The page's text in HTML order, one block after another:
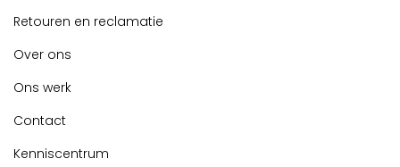
Retouren en reclamatie
Over ons
Ons werk
Contact
Kenniscentrum